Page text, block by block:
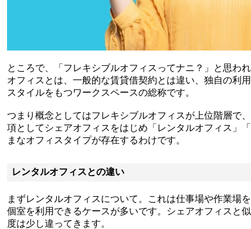
ところで、「フレキシブルオフィスってナニ？」と思わ
オフィスとは、一般的な賃貸借契約とは違い、独自の利
スタイルをもつワークスペースの総称です。
つまり概念としてはフレキシブルオフィスが上位階層で
項としてシェアオフィスをはじめ「レンタルオフィス」
まなオフィスタイプが存在するわけです。
レンタルオフィスとの違い
まずレンタルオフィスについて。これは仕事場や作業場
個室を利用できるケースが多いです。シェアオフィスと
度は少し違ってきます。